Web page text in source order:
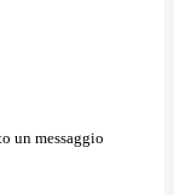
un messaggio